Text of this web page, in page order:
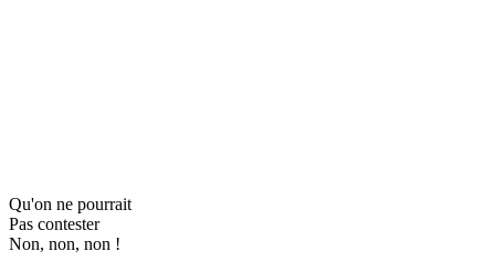
Qu'on ne pourrait
Pas contester
Non, non, non !